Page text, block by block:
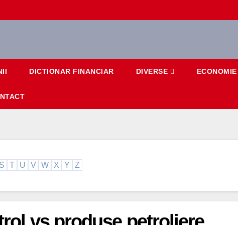
DICTIONAR FINANCIAR DIVERSE ECONOMIE
S T U V W X Y Z